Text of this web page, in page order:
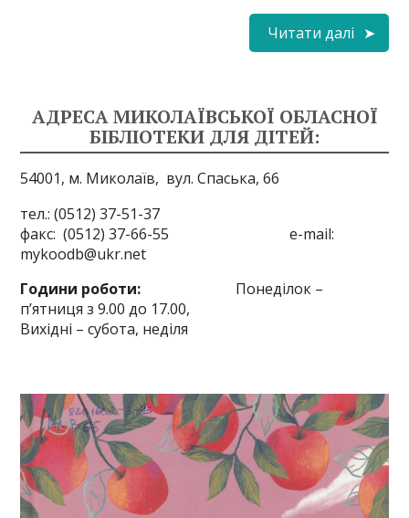
Читати далі
АДРЕСА МИКОЛАЇВСЬКОЇ ОБЛАСНОЇ
БІБЛІОТЕКИ ДЛЯ ДІТЕЙ:
54001, м. Миколаїв, вул. Спаська, 66
тел.: (0512) 37-51-37
факс: (0512) 37-66-55 e-mail:
mykoodb@ukr.net
Години роботи: Понеділок –
п’ятниця з 9.00 до 17.00,
Вихідні – субота, неділя